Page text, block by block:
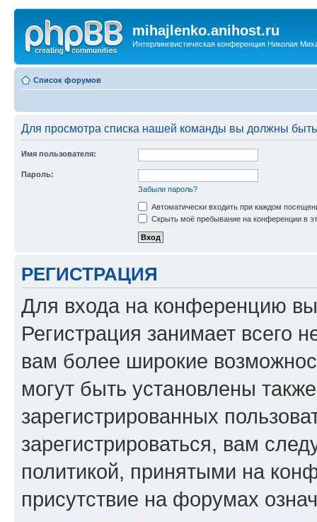
mihajlenko.anihost.ru
Интерлингвистическая конференция Николая
Список форумов
Для просмотра списка нашей команды вы должны
Имя пользователя:
Пароль:
Забыли пароль?
Автоматически входить при каждом
Скрыть моё пребывание на конференции в
РЕГИСТРАЦИЯ
Для входа на конференцию
Регистрация занимает всего
вам более широкие
могут быть установлены
зарегистрированных
зарегистрироваться, вам
политикой, принятыми на
присутствие на форумах